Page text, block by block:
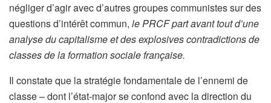
négliger d’agir avec d’autres groupes communistes sur des
questions d’intérêt commun, le PRCF part avant tout d’une
analyse du capitalisme et des explosives contradictions de
classes de la formation sociale française.
Il constate que la stratégie fondamentale de l’ennemi de
classe – dont l’état-major se confond avec la direction du